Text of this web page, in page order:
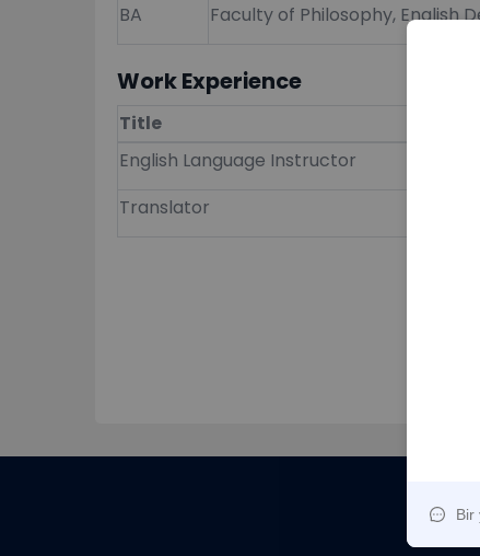
BA
Faculty of Philosophy, English
Work Experience
Title
English Language Instructor
Translator